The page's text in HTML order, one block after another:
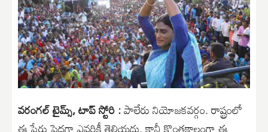
వరంగల్ టైమ్స్, టాప్ స్టోరి :పాలేరు నియోజకవర్గం. రాష్ట్రంలో